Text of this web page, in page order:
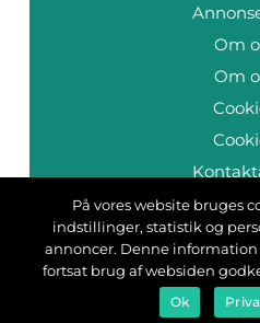
Om
Om
På vores website bruges
indstillinger, statistik og
annoncer. Denne
fortsat brug af websiden
Ok